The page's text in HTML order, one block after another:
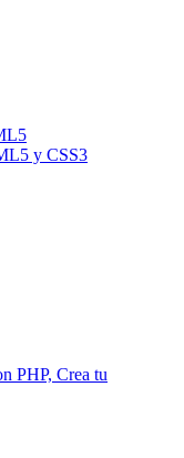
y CSS3
PHP, Crea tu